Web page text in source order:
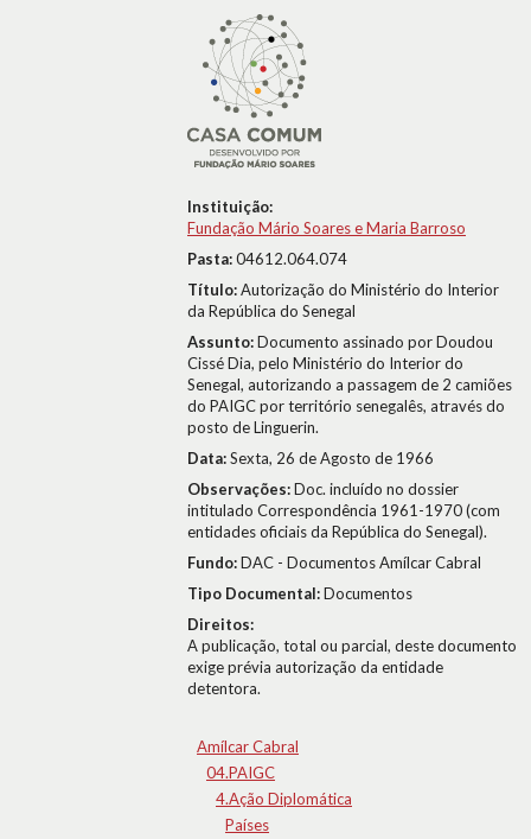
Instituição:
Fundação Mário Soares e Maria Barroso
Pasta:04612.064.074
Título:Autorização do Ministério do Interior
da República do Senegal
Assunto:Documento assinado por Doudou
Cissé Dia, pelo Ministério do Interior do
Senegal, autorizando a passagem de 2 camiões
do PAIGC por território senegalês, através do
posto de Linguerin.
Data:Sexta, 26 de Agosto de 1966
Observações:Doc. incluído no dossier
intitulado Correspondência 1961-1970 (com
entidades oficiais da República do Senegal).
Fundo:DAC - Documentos Amílcar Cabral
Tipo Documental:Documentos
Direitos:
A publicação, total ou parcial, deste documento
exige prévia autorização da entidade
detentora.
Amílcar Cabral
04.PAIGC
4.Ação Diplomática
Países